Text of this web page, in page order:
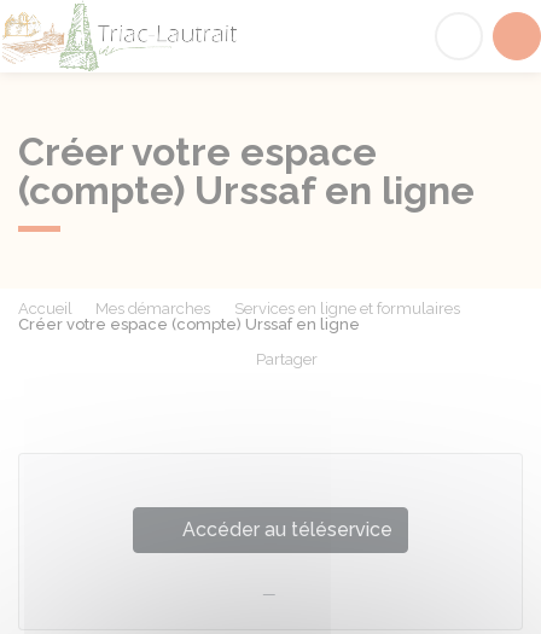
Créer votre espace
(compte) Urssaf en ligne
Accueil Mes démarches
Services en ligne et formulaires
Créer votre espace (compte) Urssaf en ligne
Partager
Accéder au téléservice